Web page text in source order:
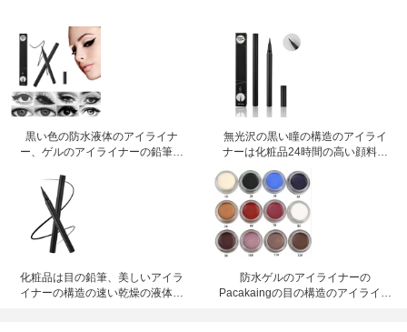
黒い色の防水液体のアイライナ
ー、ゲルのアイライナーの鉛筆の
無光沢の黒い瞳の構造のアイライ
ナーは化粧品24時間の高い顔料を
防水します
化粧品は目の鉛筆、美しいアイラ
イナーの構造の速い乾燥の液体を
防水ゲルのアイライナーの
Pacakaingの目の構造のアイライナ